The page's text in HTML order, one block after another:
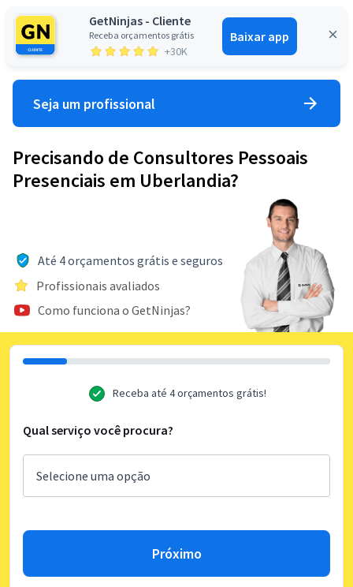
GetNinjas - Cliente
Receba orçamentos grátis
+30K
Baixar app
Entrar
Seja um profissional
Precisando de Consultores Pessoais
Presenciais em Uberlandia?
Até 4 orçamentos grátis e seguros
Profissionais avaliados
Como funciona o GetNinjas?
Receba até 4 orçamentos grátis!
Qual serviço você procura?
Próximo